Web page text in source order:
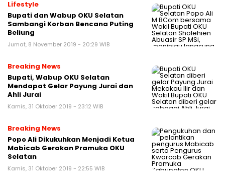
Lifestyle
Bupati dan Wabup OKU Selatan
Sambangi Korban Bencana Puting
Beliung
Jumat, 8 November 2019 - 20:29 WIB
Breaking News
Bupati, Wabup OKU Selatan
Mendapat Gelar Payung Jurai dan
Ahli Jurai
Kamis, 31 Oktober 2019 - 23:12 WIB
Breaking News
Popo Ali Dikukuhkan Menjadi Ketua
Mabicab Gerakan Pramuka OKU
Selatan
Kamis, 31 Oktober 2019 - 22:55 WIB